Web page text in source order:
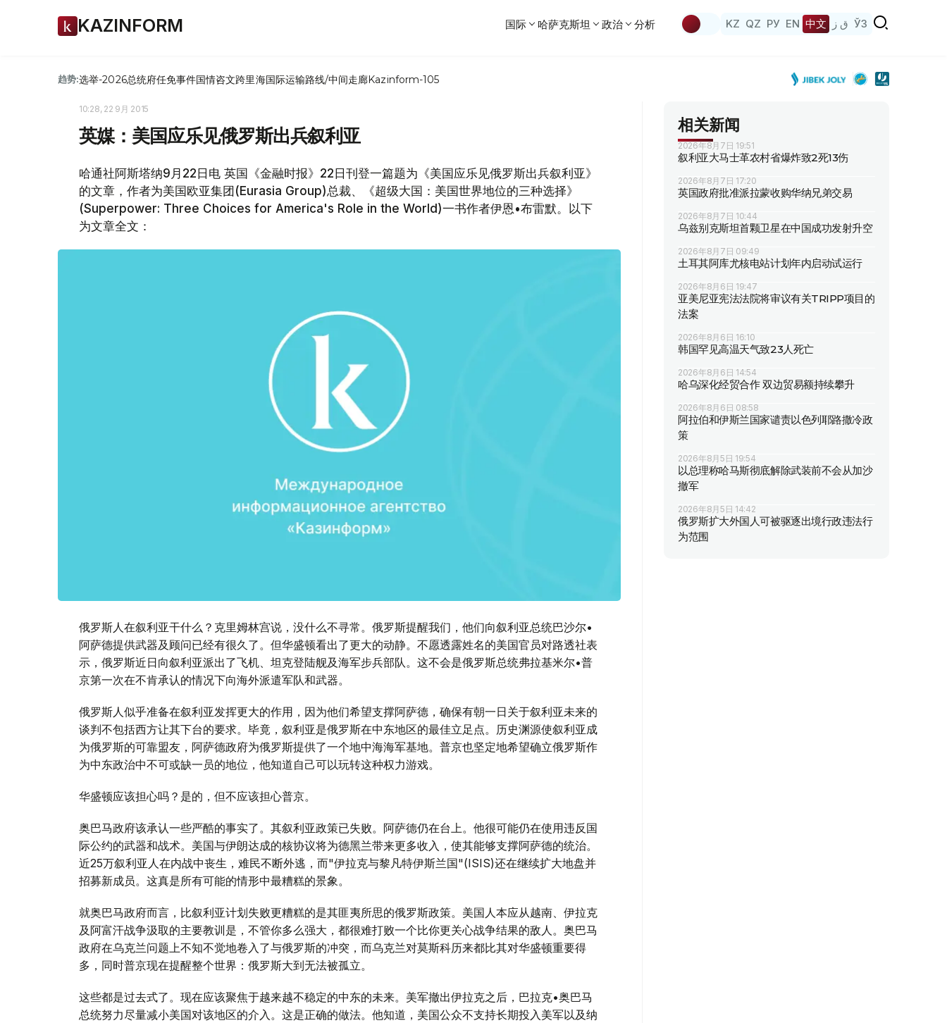
KAZINFORM 国际 哈萨克斯坦 政治 分析 KZ QZ РУ EN 中文 ق ز ЎЗ
趋势:选举-2026总统府任免事件国情咨文跨里海国际运输路线/中间走廊Kazinform-105
10:28, 22 9月 2015
英媒：美国应乐见俄罗斯出兵叙利亚
哈通社阿斯塔纳9月22日电 英国《金融时报》22日刊登一篇题为《美国应乐见俄罗斯出兵叙利亚》
的文章，作者为美国欧亚集团(Eurasia Group)总裁、《超级大国：美国世界地位的三种选择》
(Superpower: Three Choices for America's Role in the World)一书作者伊恩•布雷默。以下
为文章全文：
俄罗斯人在叙利亚干什么？克里姆林宫说，没什么不寻常。俄罗斯提醒我们，他们向叙利亚总统巴沙尔•
阿萨德提供武器及顾问已经有很久了。但华盛顿看出了更大的动静。不愿透露姓名的美国官员对路透社表
示，俄罗斯近日向叙利亚派出了飞机、坦克登陆舰及海军步兵部队。这不会是俄罗斯总统弗拉基米尔•普
京第一次在不肯承认的情况下向海外派遣军队和武器。
俄罗斯人似乎准备在叙利亚发挥更大的作用，因为他们希望支撑阿萨德，确保有朝一日关于叙利亚未来的
谈判不包括西方让其下台的要求。毕竟，叙利亚是俄罗斯在中东地区的最佳立足点。历史渊源使叙利亚成
为俄罗斯的可靠盟友，阿萨德政府为俄罗斯提供了一个地中海海军基地。普京也坚定地希望确立俄罗斯作
为中东政治中不可或缺一员的地位，他知道自己可以玩转这种权力游戏。
华盛顿应该担心吗？是的，但不应该担心普京。
奥巴马政府该承认一些严酷的事实了。其叙利亚政策已失败。阿萨德仍在台上。他很可能仍在使用违反国
际公约的武器和战术。美国与伊朗达成的核协议将为德黑兰带来更多收入，使其能够支撑阿萨德的统治。
近25万叙利亚人在内战中丧生，难民不断外逃，而"伊拉克与黎凡特伊斯兰国"(ISIS)还在继续扩大地盘并
招募新成员。这真是所有可能的情形中最糟糕的景象。
就奥巴马政府而言，比叙利亚计划失败更糟糕的是其匪夷所思的俄罗斯政策。美国人本应从越南、伊拉克
及阿富汗战争汲取的主要教训是，不管你多么强大，都很难打败一个比你更关心战争结果的敌人。奥巴马
政府在乌克兰问题上不知不觉地卷入了与俄罗斯的冲突，而乌克兰对莫斯科历来都比其对华盛顿重要得
多，同时普京现在提醒整个世界：俄罗斯大到无法被孤立。
这些都是过去式了。现在应该聚焦于越来越不稳定的中东的未来。美军撤出伊拉克之后，巴拉克•奥巴马
总统努力尽量减小美国对该地区的介入。这是正确的做法。他知道，美国公众不支持长期投入美军以及纳
相关新闻
2026年8月7日 19:51
叙利亚大马士革农村省爆炸致2死13伤
2026年8月7日 17:20
英国政府批准派拉蒙收购华纳兄弟交易
2026年8月7日 10:44
乌兹别克斯坦首颗卫星在中国成功发射升空
2026年8月7日 09:49
土耳其阿库尤核电站计划年内启动试运行
2026年8月6日 19:47
亚美尼亚宪法法院将审议有关TRIPP项目的
法案
2026年8月6日 16:10
韩国罕见高温天气致23人死亡
2026年8月6日 14:54
哈乌深化经贸合作 双边贸易额持续攀升
2026年8月6日 08:58
阿拉伯和伊斯兰国家谴责以色列耶路撒冷政
策
2026年8月5日 19:54
以总理称哈马斯彻底解除武装前不会从加沙
撤军
2026年8月5日 14:42
俄罗斯扩大外国人可被驱逐出境行政违法行
为范围